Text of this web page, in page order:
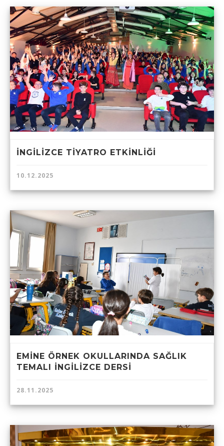
İNGİLİZCE TİYATRO ETKİNLİĞİ
10.12.2025
EMİNE ÖRNEK OKULLARINDA SAĞLIK
TEMALI İNGİLİZCE DERSİ
28.11.2025